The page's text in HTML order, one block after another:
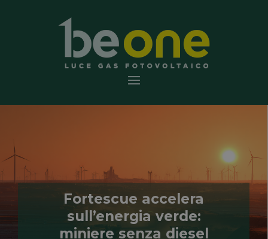
Fortescue accelera
sull’energia verde:
miniere senza diesel